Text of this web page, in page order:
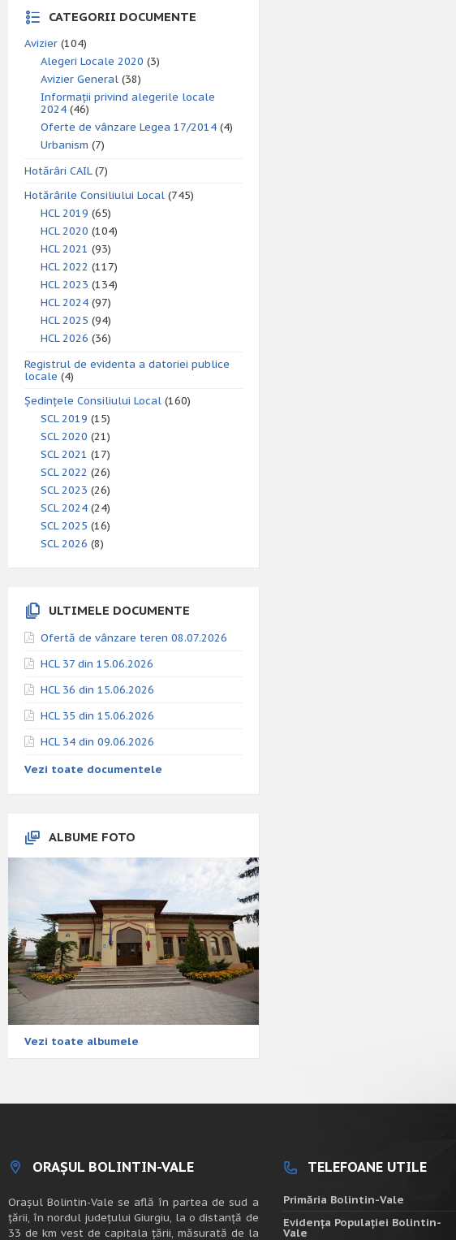
CATEGORII DOCUMENTE
Avizier (104)
Alegeri Locale 2020 (3)
Avizier General (38)
Informații privind alegerile locale
2024 (46)
Oferte de vânzare Legea 17/2014 (4)
Urbanism (7)
Hotărâri CAIL(7)
Hotărârile Consiliului Local (745)
HCL 2019 (65)
HCL 2020 (104)
HCL 2021 (93)
HCL 2022 (117)
HCL 2023 (134)
HCL 2024 (97)
HCL 2025 (94)
HCL 2026 (36)
Registrul de evidenta a datoriei publice
locale (4)
Ședințele Consiliului Local (160)
SCL 2019 (15)
SCL 2020 (21)
SCL 2021 (17)
SCL 2022 (26)
SCL 2023 (26)
SCL 2024 (24)
SCL 2025 (16)
SCL 2026 (8)
ULTIMELE DOCUMENTE
Ofertă de vânzare teren 08.07.2026
HCL 37 din 15.06.2026
HCL 36 din 15.06.2026
HCL 35 din 15.06.2026
HCL 34 din 09.06.2026
Vezi toate documentele
ALBUME FOTO
Vezi toate albumele
ORAȘUL BOLINTIN-VALE
Oraşul Bolintin-Vale se află în partea de sud a
ţării, în nordul judeţului Giurgiu, la o distanţă de
33 de km vest de capitala țării, măsurată de la
TELEFOANE UTILE
Primăria Bolintin-Vale
Evidența Populației Bolintin-
Vale